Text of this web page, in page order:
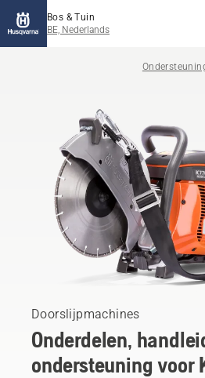
Bos & Tuin
BE, Nederlands
Doorslijpmachines
Onderdelen,
ondersteuning voor